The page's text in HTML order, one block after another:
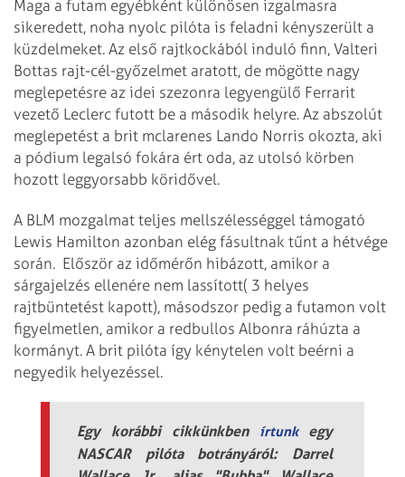
Maga a futam egyébként különösen izgalmasra
sikeredett, noha nyolc pilóta is feladni kényszerült a
küzdelmeket. Az első rajtkockából induló finn, Valteri
Bottas rajt-cél-győzelmet aratott, de mögötte nagy
meglepetésre az idei szezonra legyengülő Ferrarit
vezető Leclerc futott be a második helyre. Az abszolút
meglepetést a brit mclarenes Lando Norris okozta, aki
a pódium legalsó fokára ért oda, az utolsó körben
hozott leggyorsabb köridővel.
A BLM mozgalmat teljes mellszélességgel támogató
Lewis Hamilton azonban elég fásultnak tűnt a hétvége
során. Először az időmérőn hibázott, amikor a
sárgajelzés ellenére nem lassított( 3 helyes
rajtbüntetést kapott), másodszor pedig a futamon volt
figyelmetlen, amikor a redbullos Albonra ráhúzta a
kormányt. A brit pilóta így kénytelen volt beérni a
negyedik helyezéssel.
Egy korábbi cikkünkben írtunk egy
NASCAR pilóta botrányáról: Darrel